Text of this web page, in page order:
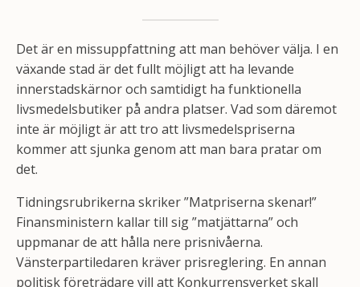
Det är en missuppfattning att man behöver välja. I en
växande stad är det fullt möjligt att ha levande
innerstadskärnor och samtidigt ha funktionella
livsmedelsbutiker på andra platser. Vad som däremot
inte är möjligt är att tro att livsmedelspriserna
kommer att sjunka genom att man bara pratar om
det.
Tidningsrubrikerna skriker ”Matpriserna skenar!”
Finansministern kallar till sig ”matjättarna” och
uppmanar de att hålla nere prisnivåerna.
Vänsterpartiledaren kräver prisreglering. En annan
politisk företrädare vill att Konkurrensverket skall